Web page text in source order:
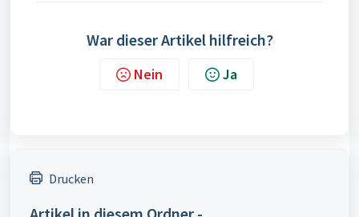
War dieser Artikel hilfreich?
Nein Ja
Drucken